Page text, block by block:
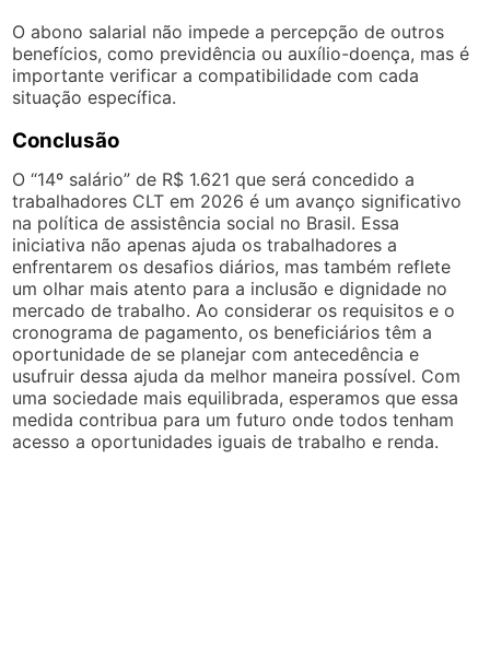
O abono salarial não impede a percepção de outros
benefícios, como previdência ou auxílio-doença, mas é
importante verificar a compatibilidade com cada
situação específica.
Conclusão
O “14º salário” de R$ 1.621 que será concedido a
trabalhadores CLT em 2026 é um avanço significativo
na política de assistência social no Brasil. Essa
iniciativa não apenas ajuda os trabalhadores a
enfrentarem os desafios diários, mas também reflete
um olhar mais atento para a inclusão e dignidade no
mercado de trabalho. Ao considerar os requisitos e o
cronograma de pagamento, os beneficiários têm a
oportunidade de se planejar com antecedência e
usufruir dessa ajuda da melhor maneira possível. Com
uma sociedade mais equilibrada, esperamos que essa
medida contribua para um futuro onde todos tenham
acesso a oportunidades iguais de trabalho e renda.